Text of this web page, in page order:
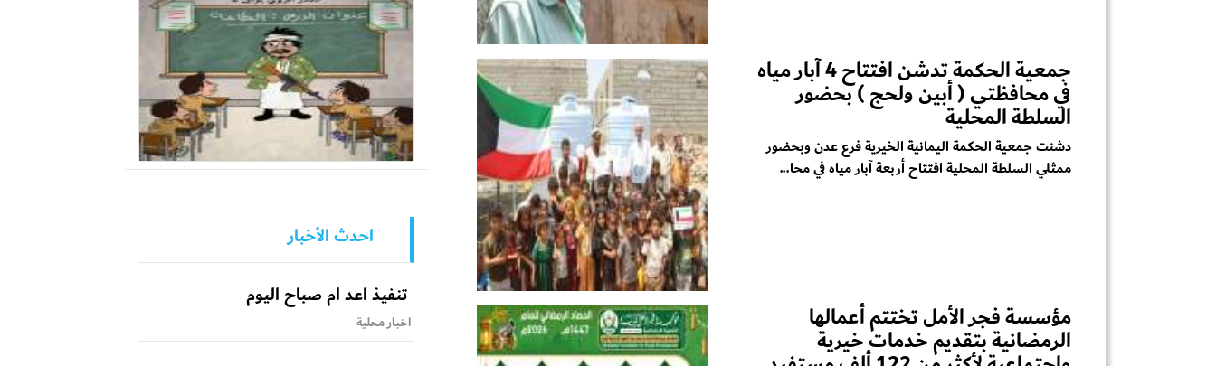
جمعية الحكمة تدشن افتتاح 4 آبار مياه
في محافظتي ( أبين ولحج ) بحضور
السلطة المحلية
دشنت جمعية الحكمة اليمانية الخيرية فرع عدن وبحضور
ممثلي السلطة المحلية افتتاح أربعة آبار مياه في محا...
مؤسسة فجر الأمل تختتم أعمالها
الرمضانية بتقديم خدمات خيرية
احدث الأخبار
تنفيذ اعد ام صباح اليوم
اخبار محلية